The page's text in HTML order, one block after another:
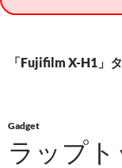
「Fujifilm X-H1」
Gadget
ラップ